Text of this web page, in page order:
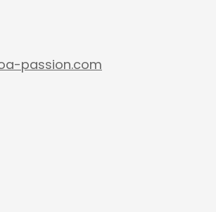
passion.com